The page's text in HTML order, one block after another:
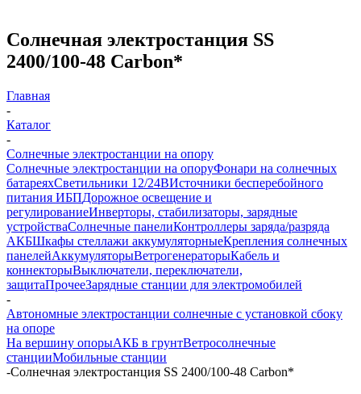
Солнечная электростанция SS
2400/100-48 Carbon*
Главная
-
Каталог
-
Солнечные электростанции на опору
Солнечные электростанции на опоруФонари на солнечных
батареяхСветильники 12/24ВИсточники бесперебойного
питания ИБПДорожное освещение и
регулированиеИнверторы, стабилизаторы, зарядные
устройстваСолнечные панелиКонтроллеры заряда/разряда
АКБШкафы стеллажи аккумуляторныеКрепления солнечных
панелейАккумуляторыВетрогенераторыКабель и
коннекторыВыключатели, переключатели,
защитаПрочееЗарядные станции для электромобилей
-
Автономные электростанции солнечные с установкой сбоку
на опоре
На вершину опорыАКБ в грунтВетросолнечные
станцииМобильные станции
-Солнечная электростанция SS 2400/100-48 Carbon*